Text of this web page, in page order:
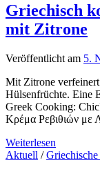
Griechisch
mit Zitrone
Veröffentlicht am 5.
Mit Zitrone
Hülsenfrüchte. Eine
Greek Cooking:
Κρέμα Ρεβιθιών
Weiterlesen
Aktuell /